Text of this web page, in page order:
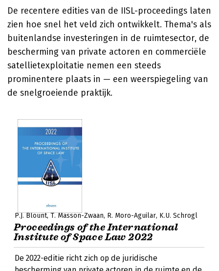
De recentere edities van de IISL-proceedings laten
zien hoe snel het veld zich ontwikkelt. Thema's als
buitenlandse investeringen in de ruimtesector, de
bescherming van private actoren en commerciële
satellietexploitatie nemen een steeds
prominentere plaats in — een weerspiegeling van
de snelgroeiende praktijk.
P.J. Blount T. Masson-Zwaan R. Moro-Aguilar K.U. Schrogl
Proceedings of the International
Institute of Space Law 2022
De 2022-editie richt zich op de juridische